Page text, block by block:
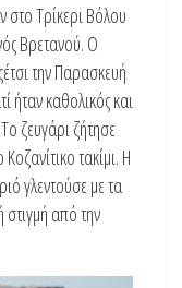
στο Τρίκερι Βόλου
Βρετανού. Ο
την Παρασκευή
ήταν καθολικός και
ζευγάρι ζήτησε
τακίμι. Η
γλεντούσε με τα
στιγμή από την